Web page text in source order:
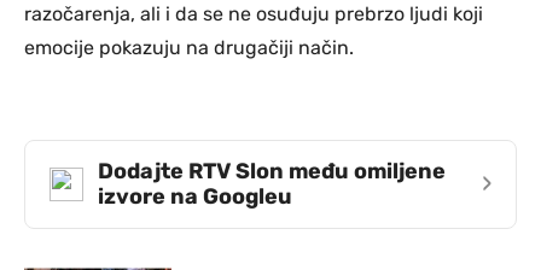
razočarenja, ali i da se ne osuđuju prebrzo ljudi koji
emocije pokazuju na drugačiji način.
Dodajte RTV Slon među omiljene
izvore na Googleu
›